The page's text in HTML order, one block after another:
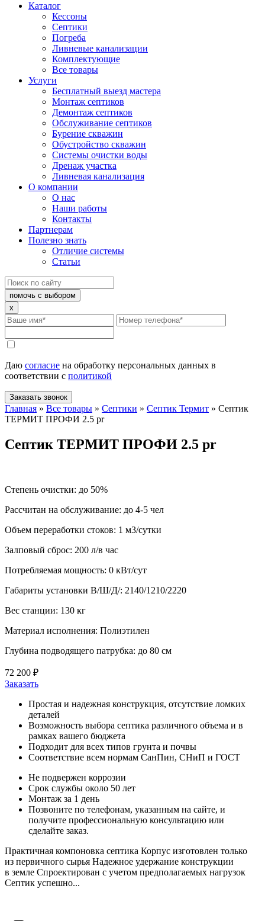
Каталог
Кессоны
Септики
Погреба
Ливневые канализации
Комплектующие
Все товары
Услуги
Бесплатный выезд мастера
Монтаж септиков
Демонтаж септиков
Обслуживание септиков
Бурение скважин
Обустройство скважин
Системы очистки воды
Дренаж участка
Ливневая канализация
О компании
О нас
Наши работы
Контакты
Партнерам
Полезно знать
Отличие системы
Статьи
помочь с выбором
x
Даю согласие на обработку персональных данных в
соответствии с политикой
Заказать звонок
Главная » Все товары » Септики » Септик Термит » Септик
ТЕРМИТ ПРОФИ 2.5 pr
Септик ТЕРМИТ ПРОФИ 2.5 pr
Степень очистки: до 50%
Рассчитан на обслуживание: до 4-5 чел
Объем переработки стоков: 1 м3/сутки
Залповый сброс: 200 л/в час
Потребляемая мощность: 0 кВт/сут
Габариты установки В/Ш/Д/: 2140/1210/2220
Вес станции: 130 кг
Материал исполнения: Полиэтилен
Глубина подводящего патрубка: до 80 см
72 200 ₽
Заказать
Простая и надежная конструкция, отсутствие ломких
деталей
Возможность выбора септика различного объема и в
рамках вашего бюджета
Подходит для всех типов грунта и почвы
Соответствие всем нормам СанПин, СНиП и ГОСТ
Не подвержен коррозии
Срок службы около 50 лет
Монтаж за 1 день
Позвоните по телефонам, указанным на сайте, и
получите профессиональную консультацию или
сделайте заказ.
Практичная компоновка септика Корпус изготовлен только
из первичного сырья Надежное удержание конструкции
в земле Спроектирован с учетом предполагаемых нагрузок
Септик успешно...